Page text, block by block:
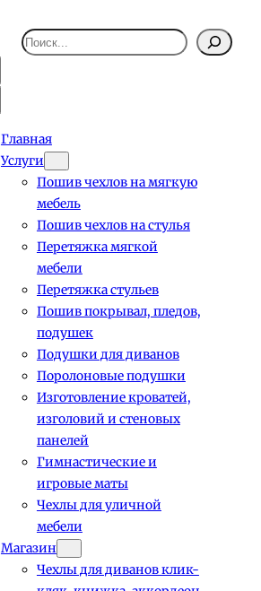
Поиск
Главная
Услуги
Пошив чехлов на мягкую
мебель
Пошив чехлов на стулья
Перетяжка мягкой
мебели
Перетяжка стульев
Пошив покрывал, пледов,
подушек
Подушки для диванов
Поролоновые подушки
Изготовление кроватей,
изголовий и стеновых
панелей
Гимнастические и
игровые маты
Чехлы для уличной
мебели
Магазин
Чехлы для диванов клик-